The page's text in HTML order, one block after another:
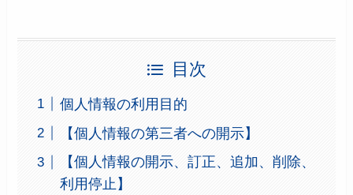
目次
個人情報の利用目的
【個人情報の第三者への開示】
【個人情報の開示、訂正、追加、削除、
利用停止】